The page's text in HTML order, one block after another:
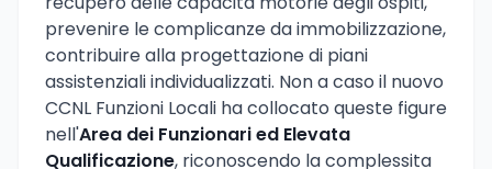
prevenire le complicanze da immobilizzazione,
contribuire alla progettazione di piani
assistenziali individualizzati. Non a caso il nuovo
CCNL Funzioni Locali ha collocato queste figure
nell'Area dei Funzionari ed Elevata
Qualificazione, riconoscendo la complessita